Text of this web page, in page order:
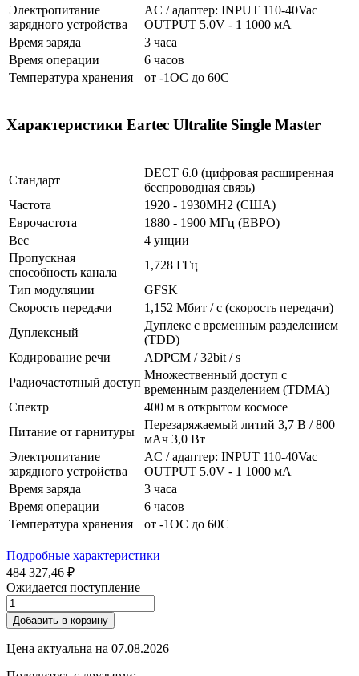
Электропитание
зарядного устройства
AC / адаптер: INPUT 110-40Vac
OUTPUT 5.0V - 1 1000 мА
Время заряда
3 часа
Время операции
6 часов
Температура хранения
от -1OC до 60C
Характеристики Eartec Ultralite Single Master
Стандарт
DECT 6.0 (цифровая расширенная
беспроводная связь)
Частота
1920 - 1930MH2 (США)
Еврочастота
1880 - 1900 МГц (ЕВРО)
Вес
4 унции
Пропускная
способность канала
1,728 ГГц
Тип модуляции
GFSK
Скорость передачи
1,152 Мбит / с (скорость передачи)
Дуплексный
Дуплекс с временным разделением
(TDD)
Кодирование речи
ADPCM / 32bit / s
Радиочастотный доступ
Множественный доступ с
временным разделением (TDMA)
Спектр
400 м в открытом космосе
Питание от гарнитуры
Перезаряжаемый литий 3,7 В / 800
мАч 3,0 Вт
Электропитание
зарядного устройства
AC / адаптер: INPUT 110-40Vac
OUTPUT 5.0V - 1 1000 мА
Время заряда
3 часа
Время операции
6 часов
Температура хранения
от -1OC до 60C
Подробные характеристики
484 327,46 ₽
Ожидается поступление
Добавить в корзину
Цена актуальна на 07.08.2026